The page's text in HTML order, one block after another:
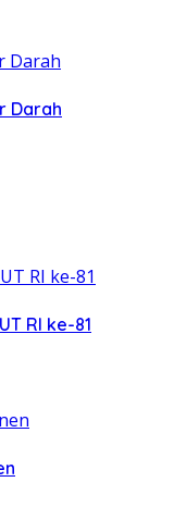
Darah
RI ke-81